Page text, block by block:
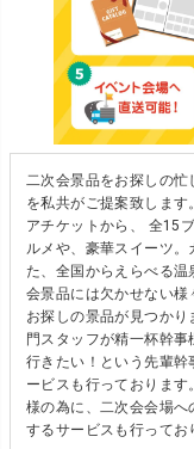
二次会景品をお探しの忙
を私共がご提案致しま
アチケットから、 全15
ルメや、豪華スイーツ
た、全国からえらべる温
会景品には欠かせない様
お探しの景品が見つか
門スタッフが精一杯幹
行きたい！という先輩
ービスも行っておりま
様の為に、二次会会場
するサービスも行ってお